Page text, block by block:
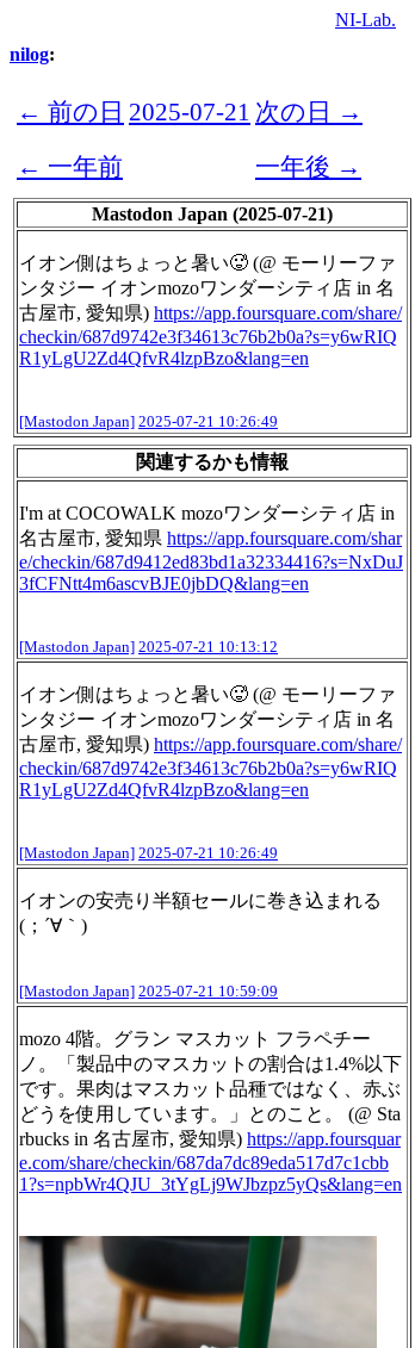
NI-Lab.
nilog:
← 前の日 2025-07-21 次の日 →
← 一年前
一年後 →
Mastodon Japan (2025-07-21)
イオン側はちょっと暑い🥵 (@ モーリーファ
ンタジー イオンmozoワンダーシティ店 in 名
古屋市, 愛知県) https://app.foursquare.com/share/
checkin/687d9742e3f34613c76b2b0a?s=y6wRIQ
R1yLgU2Zd4QfvR4lzpBzo&lang=en
[Mastodon Japan] 2025-07-21 10:26:49
関連するかも情報
I'm at COCOWALK mozoワンダーシティ店 in
名古屋市, 愛知県 https://app.foursquare.com/shar
e/checkin/687d9412ed83bd1a32334416?s=NxDuJ
3fCFNtt4m6ascvBJE0jbDQ&lang=en
[Mastodon Japan] 2025-07-21 10:13:12
イオン側はちょっと暑い🥵 (@ モーリーファ
ンタジー イオンmozoワンダーシティ店 in 名
古屋市, 愛知県) https://app.foursquare.com/share/
checkin/687d9742e3f34613c76b2b0a?s=y6wRIQ
R1yLgU2Zd4QfvR4lzpBzo&lang=en
[Mastodon Japan] 2025-07-21 10:26:49
イオンの安売り半額セールに巻き込まれる
(；´∀｀)
[Mastodon Japan] 2025-07-21 10:59:09
mozo 4階。グラン マスカット フラペチー
ノ。「製品中のマスカットの割合は1.4%以下
です。果肉はマスカット品種ではなく、赤ぶ
どうを使用しています。」とのこと。 (@ Sta
rbucks in 名古屋市, 愛知県) https://app.foursquar
e.com/share/checkin/687da7dc89eda517d7c1cbb
1?s=npbWr4QJU_3tYgLj9WJbzpz5yQs&lang=en